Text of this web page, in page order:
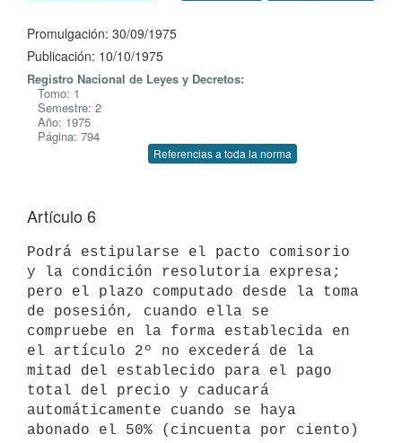
Promulgación: 30/09/1975
Publicación: 10/10/1975
Registro Nacional de Leyes y Decretos:
Tomo: 1
Semestre: 2
Año: 1975
Página: 794
Referencias a toda la norma
Artículo 6
Podrá estipularse el pacto comisorio
y la condición resolutoria expresa;
pero el plazo computado desde la toma
de posesión, cuando ella se
compruebe en la forma establecida en
el artículo 2º no excederá de la
mitad del establecido para el pago
total del precio y caducará
automáticamente cuando se haya
abonado el 50% (cincuenta por ciento)